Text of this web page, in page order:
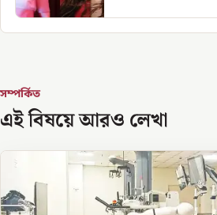
সম্পর্কিত
এই বিষয়ে আরও লেখা